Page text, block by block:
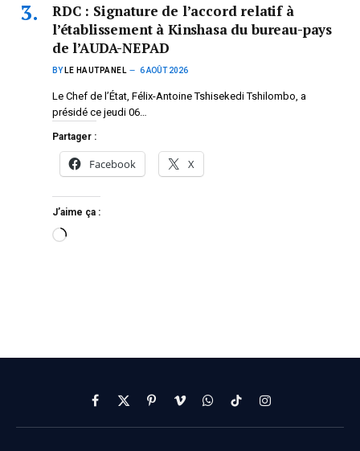
RDC : Signature de l’accord relatif à
l’établissement à Kinshasa du bureau-pays
de l’AUDA-NEPAD
BY LE HAUTPANEL 6 AOÛT 2026
Le Chef de l’État, Félix-Antoine Tshisekedi Tshilombo, a
présidé ce jeudi 06…
Partager :
Facebook X
J’aime ça :
Facebook
X
(Twitter)
PinterestVimeoWhatsApp
TikTokInstagram